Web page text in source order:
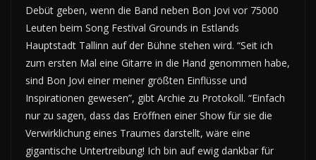
Debüt geben, wenn die Band neben Bon Jovi vor 75000
Leuten beim Song Festival Grounds in Estlands
Hauptstadt Tallinn auf der Bühne stehen wird. “Seit ich
zum ersten Mal eine Gitarre in die Hand genommen habe,
sind Bon Jovi einer meiner größten Einflüsse und
Inspirationen gewesen”, gibt Archie zu Protokoll. “Einfach
nur zu sagen, dass das Eröffnen einer Show für sie die
Verwirklichung eines Traumes darstellt, wäre eine
gigantische Untertreibung! Ich bin auf ewig dankbar für